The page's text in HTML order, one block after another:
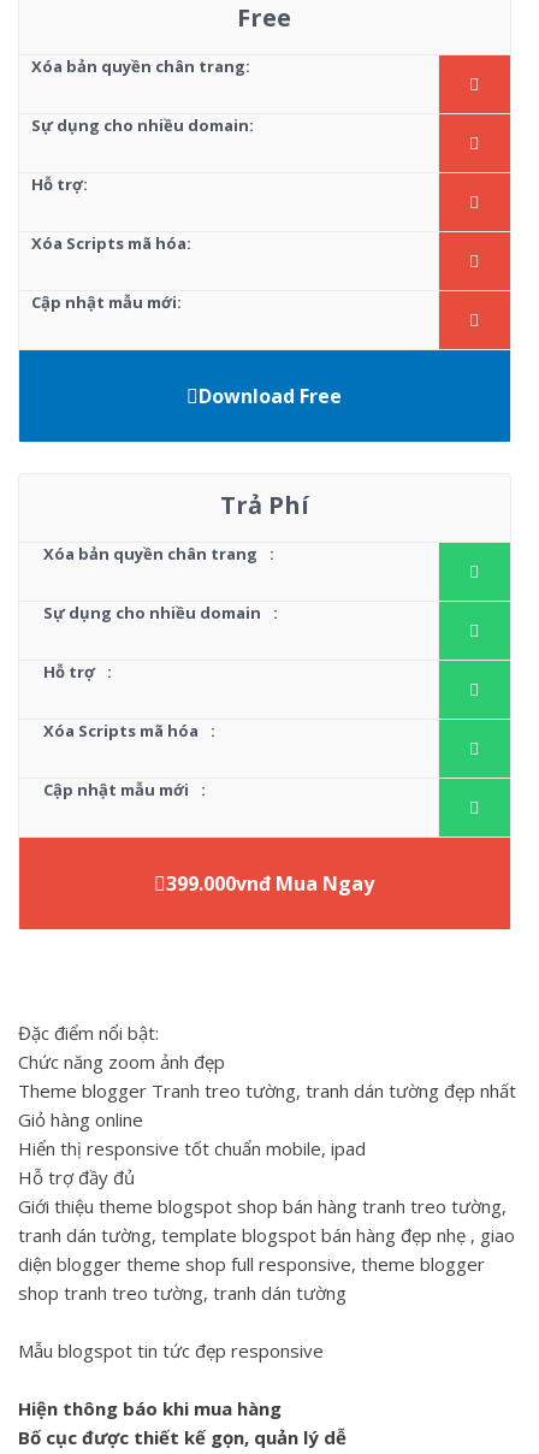
Free
Xóa bản quyền chân trang:
Sự dụng cho nhiều domain:
Hỗ trợ:
Xóa Scripts mã hóa:
Cập nhật mẫu mới:
Download Free
Trả Phí
Xóa bản quyền chân trang :
Sự dụng cho nhiều domain :
Hỗ trợ :
Xóa Scripts mã hóa :
Cập nhật mẫu mới :
399.000vnđ Mua Ngay
Đặc điểm nổi bật:
Chức năng zoom ảnh đẹp
Theme blogger Tranh treo tường, tranh dán tường đẹp nhất
Giỏ hàng online
Hiển thị responsive tốt chuẩn mobile, ipad
Hỗ trợ đầy đủ
Giới thiệu theme blogspot shop bán hàng tranh treo tường,
tranh dán tường, template blogspot bán hàng đẹp nhẹ , giao
diện blogger theme shop full responsive, theme blogger
shop tranh treo tường, tranh dán tường
Mẫu blogspot tin tức đẹp responsive
Hiện thông báo khi mua hàng
Bố cục được thiết kế gọn, quản lý dễ